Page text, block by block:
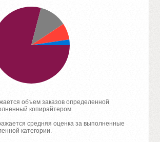
объем заказов определенной
копирайтером.
средняя оценка за выполненные
категории.